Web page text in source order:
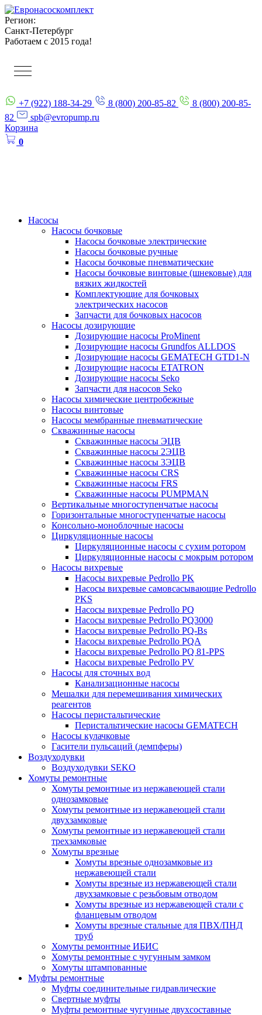
Регион:
Санкт-Петербург
Работаем с 2015 года!
+7 (922) 188-34-29 8 (800) 200-85-82
8 (800) 200-85-
82
spb@evropump.ru
Корзина
0
Насосы
Насосы бочковые
Насосы бочковые электрические
Насосы бочковые ручные
Насосы бочковые пневматические
Насосы бочковые винтовые (шнековые) для
вязких жидкостей
Комплектующие для бочковых
электрических насосов
Запчасти для бочковых насосов
Насосы дозирующие
Дозирующие насосы ProMinent
Дозирующие насосы Grundfos ALLDOS
Дозирующие насосы GEMATECH GTD1-N
Дозирующие насосы ETATRON
Дозирующие насосы Seko
Запчасти для насосов Seko
Насосы химические центробежные
Насосы винтовые
Насосы мембранные пневматические
Скважинные насосы
Скважинные насосы ЭЦВ
Скважинные насосы 2ЭЦВ
Скважинные насосы 3ЭЦВ
Скважинные насосы CRS
Скважинные насосы FRS
Скважинные насосы PUMPMAN
Вертикальные многоступенчатые насосы
Горизонтальные многоступенчатые насосы
Консольно-моноблочные насосы
Циркуляционные насосы
Циркуляционные насосы с сухим ротором
Циркуляционные насосы с мокрым ротором
Насосы вихревые
Насосы вихревые Pedrollo PK
Насосы вихревые самовсасывающие Pedrollo
PKS
Насосы вихревые Pedrollo PQ
Насосы вихревые Pedrollo PQ3000
Насосы вихревые Pedrollo PQ-Bs
Насосы вихревые Pedrollo PQA
Насосы вихревые Pedrollo PQ 81-PPS
Насосы вихревые Pedrollo PV
Насосы для сточных вод
Канализационные насосы
Мешалки для перемешивания химических
реагентов
Насосы перистальтические
Перистальтические насосы GEMATECH
Насосы кулачковые
Гасители пульсаций (демпферы)
Воздуходувки
Воздуходувки SEKO
Хомуты ремонтные
Хомуты ремонтные из нержавеющей стали
однозамковые
Хомуты ремонтные из нержавеющей стали
двухзамковые
Хомуты ремонтные из нержавеющей стали
трехзамковые
Хомуты врезные
Хомуты врезные однозамковые из
нержавеющей стали
Хомуты врезные из нержавеющей стали
двухзамковые с резьбовым отводом
Хомуты врезные из нержавеющей стали с
фланцевым отводом
Хомуты врезные стальные для ПВХ/ПНД
труб
Хомуты ремонтные ИБИС
Хомуты ремонтные с чугунным замком
Хомуты штампованные
Муфты ремонтные
Муфты соединительные гидравлические
Свертные муфты
Муфты ремонтные чугунные двухсоставные